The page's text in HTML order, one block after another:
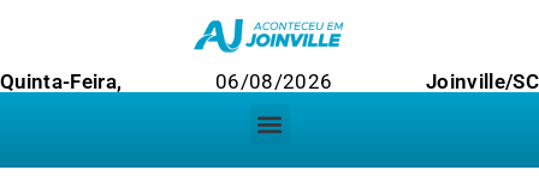
Quinta-Feira, 06/08/2026 Joinville/SC